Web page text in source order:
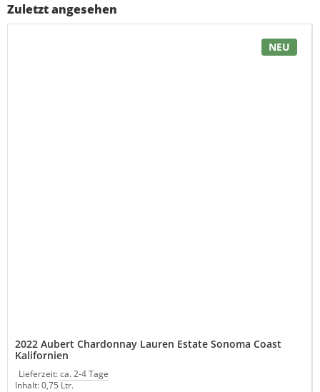
Zuletzt angesehen
NEU
2022 Aubert Chardonnay Lauren Estate Sonoma Coast
Kalifornien
Lieferzeit:ca. 2-4 Tage
Inhalt: 0,75 Ltr.